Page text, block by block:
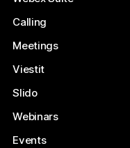
Calling
Meetings
Viestit
Slido
Webinars
Events